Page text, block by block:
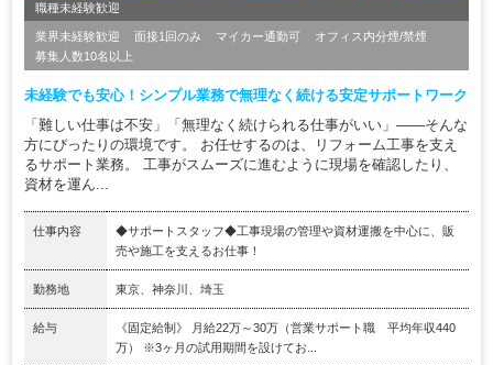
職種未経験歓迎
業界未経験歓迎 面接1回のみ マイカー通勤可
オフィス内分煙/禁煙
募集人数10名以上
未経験でも安心！シンプル業務で無理なく続ける安定サポートワーク
「難しい仕事は不安」「無理なく続けられる仕事がいい」——そんな
方にぴったりの環境です。 お任せするのは、リフォーム工事を支え
るサポート業務。 工事がスムーズに進むように現場を確認したり、
資材を運ん...
仕事内容
◆サポートスタッフ◆工事現場の管理や資材運搬を中⼼に、販
売や施⼯を⽀えるお仕事！
勤務地 東京、神奈川、埼玉
給与
《固定給制》 月給22万～30万（営業サポート職 平均年収440
万） ※3ヶ⽉の試⽤期間を設けてお...